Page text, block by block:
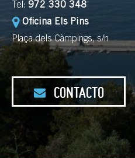
Tel: 972 330 348
Oficina Els Pins
Plaça dels Càmpings, s/n
CONTACTO